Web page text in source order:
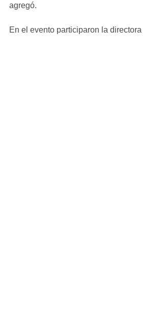
agregó.
En el evento participaron la directora